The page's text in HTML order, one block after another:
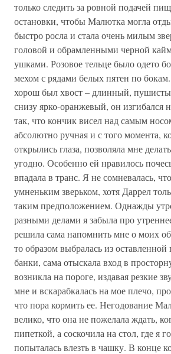
только следить за ровной подачей
остановки, чтобы Малютка могла
быстро росла и стала очень милым
головой и обрамленными черной
ушками. Розовое тельце было одето
мехом с рядами белых пятен по
хорош был хвост – длинный,
снизу ярко-оранжевый, он изгибался
так, что кончик висел над самым
абсолютно ручная и с того момента,
открылись глаза, позволяла мне
угодно. Особенно ей нравилось
впадала в транс. Я не сомневалась,
умненьким зверьком, хотя Даррел
таким предположением. Однажды
разными делами я забыла про
решила сама напомнить мне о моих
то образом выбралась из
банки, сама отыскала вход в
возникла на пороге, издавая резкие
мне и вскарабкалась на мое плечо,
что пора кормить ее. Негодование
велико, что она не пожелала ждать,
пипеткой, а соскочила на стол, где я
попыталась влезть в чашку. В конце